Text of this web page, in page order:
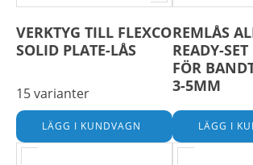
VERKTYG TILL FLEXCO
SOLID PLATE-LÅS
15 varianter
REMLÅS
READY-SET
FÖR
3-5MM